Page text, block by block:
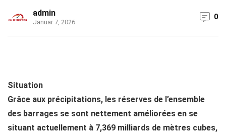
admin
Januar 7, 2026
0
Situation
Grâce aux précipitations, les réserves de l’ensemble
des barrages se sont nettement améliorées en se
situant actuellement à 7,369 milliards de mètres cubes,